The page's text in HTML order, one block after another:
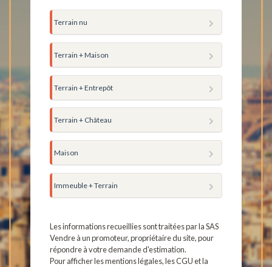
Terrain nu
Terrain + Maison
Terrain + Entrepôt
Terrain + Château
Maison
Immeuble + Terrain
Les informations recueillies sont traitées par la SAS
Vendre à un promoteur, propriétaire du site, pour
répondre à votre demande d'estimation.
Pour afficher les mentions légales, les CGU et la